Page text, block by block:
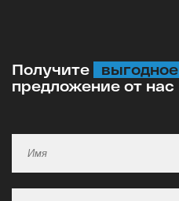
Получите выгодное
предложение от нас